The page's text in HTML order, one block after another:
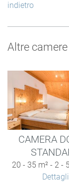
indietro
Altre
CAMERA
20 - 35 m² - 2 -
Dettagli